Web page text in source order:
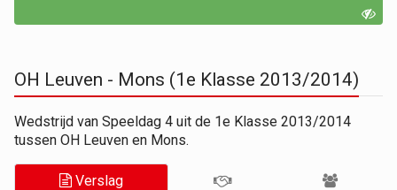
OH Leuven - Mons (1e Klasse 2013/2014)
Wedstrijd van Speeldag 4 uit de 1e Klasse 2013/2014
tussen OH Leuven en Mons.
Verslag